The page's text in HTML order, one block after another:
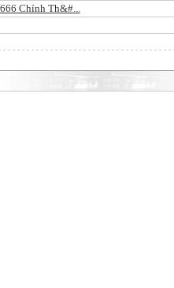
Chính Th&#...